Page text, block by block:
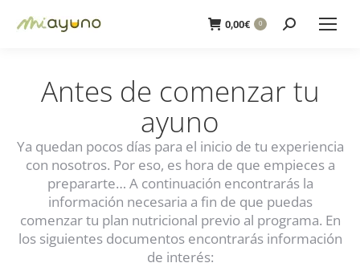
0,00€ 0 Buscar:
Antes de comenzar tu
ayuno
Ya quedan pocos días para el inicio de tu experiencia
con nosotros. Por eso, es hora de que empieces a
prepararte… A continuación encontrarás la
información necesaria a fin de que puedas
comenzar tu plan nutricional previo al programa. En
los siguientes documentos encontrarás información
de interés: